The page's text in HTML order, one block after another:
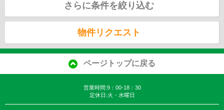
さらに条件を絞り込む
物件リクエスト
ページトップに戻る
営業時間:9：00-18：30
定休日:火・水曜日